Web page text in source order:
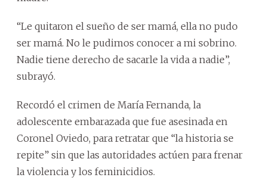
“Le quitaron el sueño de ser mamá, ella no pudo
ser mamá. No le pudimos conocer a mi sobrino.
Nadie tiene derecho de sacarle la vida a nadie”,
subrayó.
Recordó el crimen de María Fernanda, la
adolescente embarazada que fue asesinada en
Coronel Oviedo, para retratar que “la historia se
repite” sin que las autoridades actúen para frenar
la violencia y los feminicidios.